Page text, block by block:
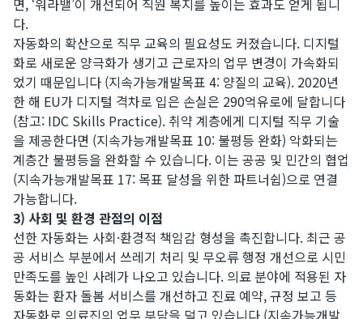
면, ‘워라밸’이 개선되어 직원 복지를 높이는 효과도 얻게 됩니
다.
자동화의 확산으로 직무 교육의 필요성도 커졌습니다. 디지털
화로 새로운 양극화가 생기고 근로자의 업무 변경이 가속화되
었기 때문입니다 (지속가능개발목표 4: 양질의 교육). 2020년
한 해 EU가 디지털 격차로 입은 손실은 290억유로에 달합니다
(참고: IDC Skills Practice). 취약 계층에게 디지털 직무 기술
을 제공한다면 (지속가능개발목표 10: 불평등 완화) 악화되는
계층간 불평등을 완화할 수 있습니다. 이는 공공 및 민간의 협업
(지속가능개발목표 17: 목표 달성을 위한 파트너쉽)으로 연결
가능합니다.
3) 사회 및 환경 관점의 이점
선한 자동화는 사회·환경적 책임감 형성을 촉진합니다. 최근 공
공 서비스 부분에서 쓰레기 처리 및 무오류 행정 개선으로 시민
만족도를 높인 사례가 나오고 있습니다. 의료 분야에 적용된 자
동화는 환자 돌봄 서비스를 개선하고 진료 예약, 규정 보고 등
자동화로 의료진의 업무 부담을 덜고 있습니다 (지속가능개발